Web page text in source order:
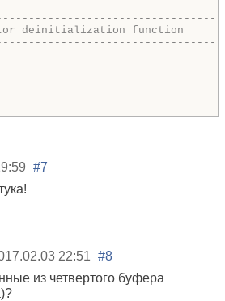
deinitialization function
#7
22:51 #8
из четвертого буфера